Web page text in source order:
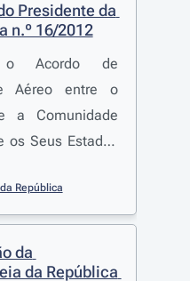
Presidente da
n.º 16/2012
o Acordo de
Aéreo entre o
a Comunidade
os Seus Estados
incluindo os
3 e respectivas
assinado em
em 17 de
de 2009
República
da
da República